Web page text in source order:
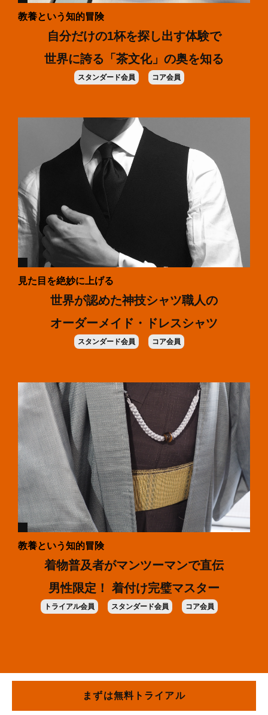
教養という知的冒険
自分だけの1杯を探し出す体験で
世界に誇る「茶文化」の奥を知る
スタンダード会員 コア会員
見た目を絶妙に上げる
世界が認めた神技シャツ職人の
オーダーメイド・ドレスシャツ
スタンダード会員 コア会員
教養という知的冒険
着物普及者がマンツーマンで直伝
男性限定！ 着付け完璧マスター
トライアル会員 スタンダード会員 コア会員
まずは無料トライアル